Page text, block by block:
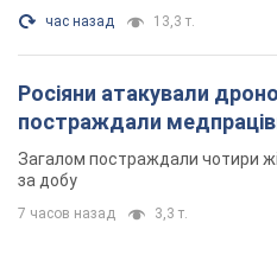
час назад 13,3 т.
Росіяни атакували
постраждали
Загалом постраждали чотири
за добу
7 часов назад 3,3 т.